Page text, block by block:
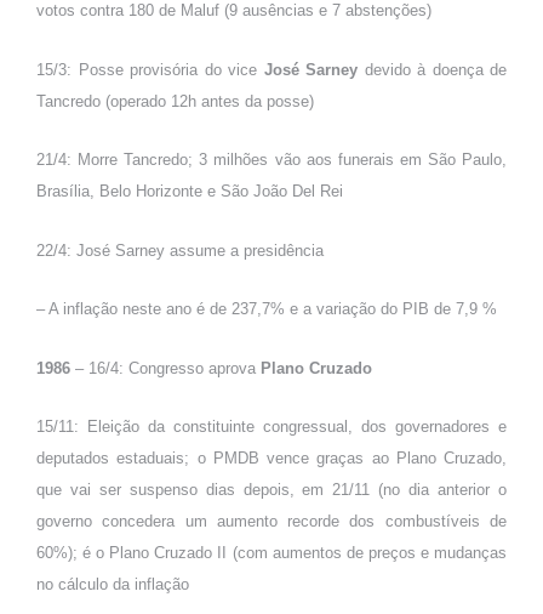
votos contra 180 de Maluf (9 ausências e 7 abstenções)
15/3: Posse provisória do vice José Sarney devido à doença de
Tancredo (operado 12h antes da posse)
21/4: Morre Tancredo; 3 milhões vão aos funerais em São Paulo,
Brasília, Belo Horizonte e São João Del Rei
22/4: José Sarney assume a presidência
– A inflação neste ano é de 237,7% e a variação do PIB de 7,9 %
1986 – 16/4: Congresso aprova Plano Cruzado
15/11: Eleição da constituinte congressual, dos governadores e
deputados estaduais; o PMDB vence graças ao Plano Cruzado,
que vai ser suspenso dias depois, em 21/11 (no dia anterior o
governo concedera um aumento recorde dos combustíveis de
60%); é o Plano Cruzado II (com aumentos de preços e mudanças
no cálculo da inflação